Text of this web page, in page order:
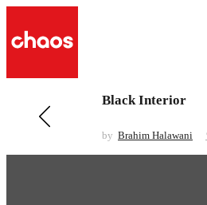
전 페이지 보기 인테리어 디
Black Interior
by Brahim Halawani